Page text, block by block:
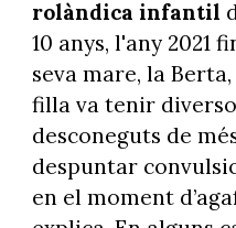
rolàndica infantil
10 anys, l'any 2021
seva mare, la
filla va tenir
desconeguts de
despuntar
en el moment